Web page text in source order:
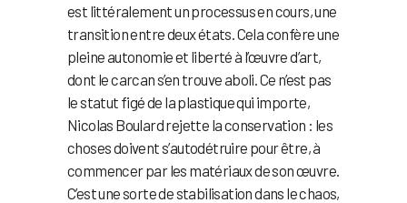
est littéralement un processus en cours, une
transition entre deux états. Cela confère une
pleine autonomie et liberté à l’œuvre d’art,
dont le carcan s’en trouve aboli. Ce n’est pas
le statut figé de la plastique qui importe,
Nicolas Boulard rejette la conservation : les
choses doivent s’autodétruire pour être, à
commencer par les matériaux de son œuvre.
C’est une sorte de stabilisation dans le chaos,